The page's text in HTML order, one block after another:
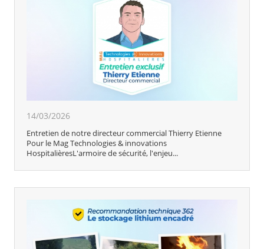
14/03/2026
Entretien de notre directeur commercial Thierry Etienne
Pour le Mag Technologies & innovations
HospitalièresL'armoire de sécurité, l'enjeu...